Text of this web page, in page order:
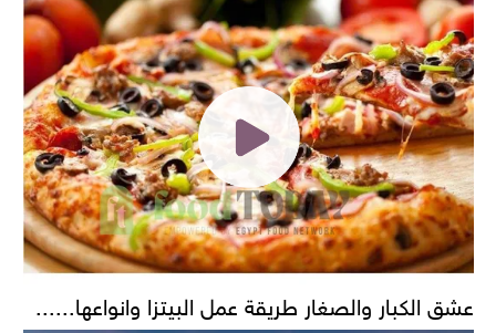
عشق الكبار والصغار طريقة عمل البيتزا وانواعها......